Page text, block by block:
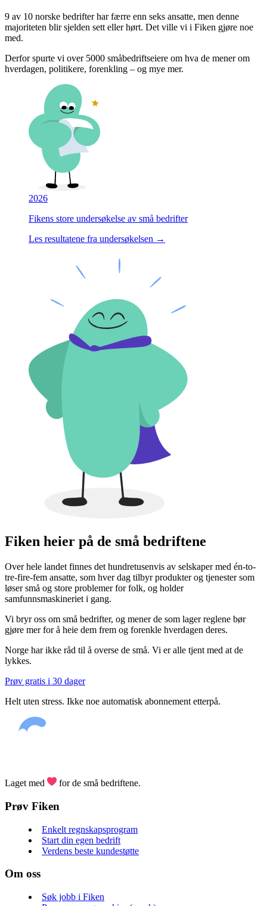
9 av 10 norske bedrifter har færre enn seks ansatte, men denne
majoriteten blir sjelden sett eller hørt. Det ville vi i Fiken gjøre noe
med.
Derfor spurte vi over 5000 småbedriftseiere om hva de mener om
hverdagen, politikere, forenkling – og mye mer.
2026
Fikens store undersøkelse av små bedrifter
Les resultatene fra undersøkelsen →
Fiken heier på de små bedriftene
Over hele landet finnes det hundretusenvis av selskaper med én-to-
tre-fire-fem ansatte, som hver dag tilbyr produkter og tjenester som
løser små og store problemer for folk, og holder
samfunnsmaskineriet i gang.
Vi bryr oss om små bedrifter, og mener de som lager reglene bør
gjøre mer for å heie dem frem og forenkle hverdagen deres.
Norge har ikke råd til å overse de små. Vi er alle tjent med at de
lykkes.
Prøv gratis i 30 dager
Helt uten stress. Ikke noe automatisk abonnement etterpå.
Laget med for de små bedriftene.
Prøv Fiken
Enkelt regnskapsprogram
Start din egen bedrift
Verdens beste kundestøtte
Om oss
Søk jobb i Fiken